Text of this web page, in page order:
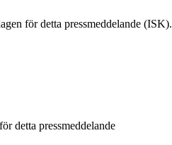
för detta pressmeddelande (ISK).
detta pressmeddelande